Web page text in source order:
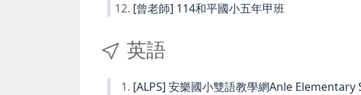
[曾老師] 114和平國小五年甲班
英語
[ALPS] 安樂國小雙語教學網Anle